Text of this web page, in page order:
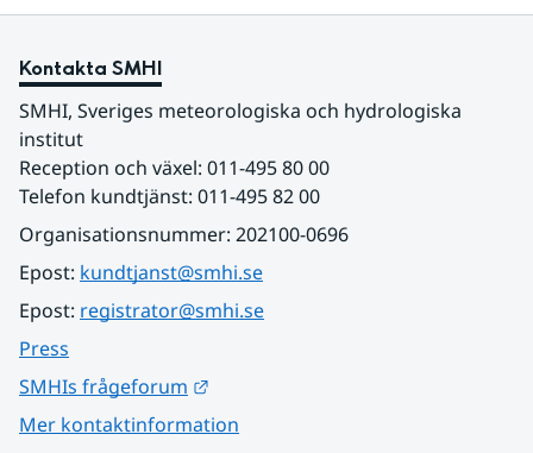
Kontakta SMHI
SMHI, Sveriges meteorologiska och hydrologiska
institut
Reception och växel: 011-495 80 00
Telefon kundtjänst: 011-495 82 00
Organisationsnummer: 202100-0696
Epost: kundtjanst@smhi.se
Epost: registrator@smhi.se
Press
SMHIs frågeforum
Mer kontaktinformation